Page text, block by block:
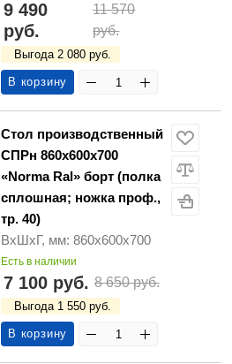
9 490
руб.
11 570
руб.
Выгода 2 080 руб.
В корзину
Стол производственный
СПРн 860х600х700
«Norma Ral» борт (полка
сплошная; ножка проф.,
тр. 40)
ВхШхГ, мм: 860х600х700
Есть в наличии
7 100 руб. 8 650 руб.
Выгода 1 550 руб.
В корзину